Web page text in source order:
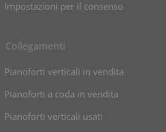
Impostazioni per il consenso
Collegamenti
Pianoforti verticali in vendita
Pianoforti a coda in vendita
Pianoforti verticali usati